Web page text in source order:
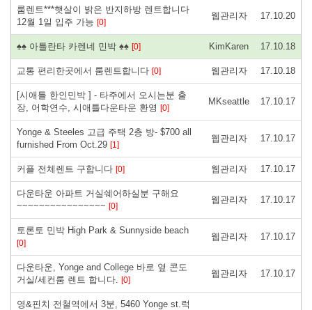
룸렌트***햇살이 밝은 반지하방 렌트합니다
12월 1일 입주 가능 [0]
웹관리자 17.10.20
♠♠ 아틀란타 카렌네 민박 ♠♠ [0] KimKaren 17.10.18
교통 편리한곳에서 룸렌트합니다 [0] 웹관리자 17.10.18
[시애틀 한인민박 ] - 타주에서 오시는분 출
장, 어학연수, 시애틀다운타운 환영 [0]
MKseattle 17.10.17
Yonge & Steeles 고급 주택 2층 방- $700 all
furnished From Oct.29 [1]
웹관리자 17.10.17
커플 전체렌트 구합니다 [0] 웹관리자 17.10.17
다운타운 아파트 거실쉐어하실분 구해요
~~~~~~~~~~~~~~~~ [0]
웹관리자 17.10.17
토론토 민박 High Park & Sunnyside beach
[0]
웹관리자 17.10.17
다운타운, Yonge and College 바로 옆 콘도
거실/세컨룸 렌트 합니다. [0]
웹관리자 17.10.17
영&핀치 전철역에서 3분, 5460 Yonge st.럭